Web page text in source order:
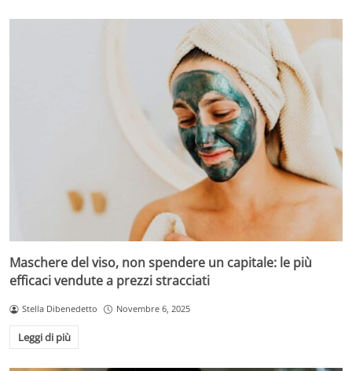
Maschere del viso, non spendere un capitale: le più
efficaci vendute a prezzi stracciati
Stella Dibenedetto Novembre 6, 2025
Leggi di più